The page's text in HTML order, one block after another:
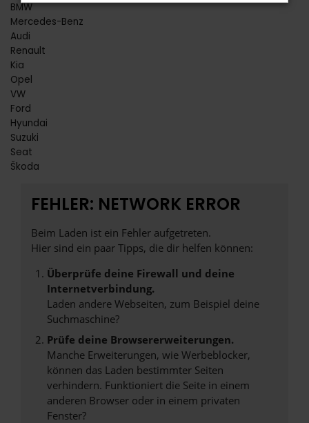
BMW
Mercedes-Benz
Audi
Renault
Kia
Opel
VW
Ford
Hyundai
Suzuki
Seat
Škoda
FEHLER: NETWORK ERROR
Beim Laden ist ein Fehler aufgetreten.
Hier sind ein paar Tipps, die dir helfen können:
Überprüfe deine Firewall und deine
Internetverbindung.
Laden andere Webseiten, zum Beispiel deine
Suchmaschine?
Prüfe deine Browsererweiterungen.
Manche Erweiterungen, wie Werbeblocker,
können das Laden bestimmter Seiten
verhindern. Funktioniert die Seite in einem
anderen Browser oder in einem privaten
Fenster?